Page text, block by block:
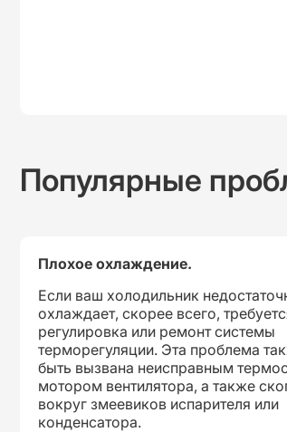
Популярные
Плохое охлаждение.
Если ваш холодильник
охлаждает, скорее всего,
регулировка или ремонт системы
терморегуляции. Эта проблема
быть вызвана неисправным
мотором вентилятора, а также
вокруг змеевиков испарителя или
конденсатора.